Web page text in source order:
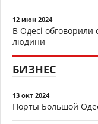
12 июн 2024
В Одесі обговорили
людини
БИЗНЕС
13 окт 2024
Порты Большой